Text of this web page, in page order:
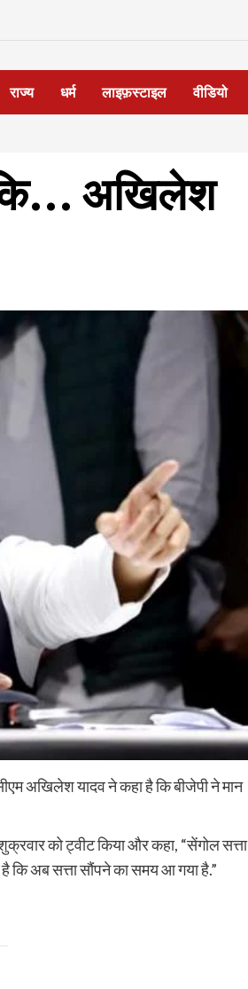
राज्य धर्म लाइफ़स्टाइल वीडियो
कि… अखिलेश
अखिलेश यादव ने कहा है कि बीजेपी ने मान
को ट्वीट किया और कहा, “सेंगोल सत्ता
कि अब सत्ता सौंपने का समय आ गया है.”